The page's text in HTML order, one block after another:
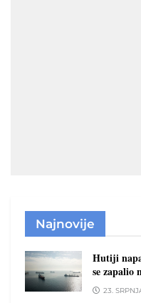
Najnovije
Hutiji
se zapalio
23.